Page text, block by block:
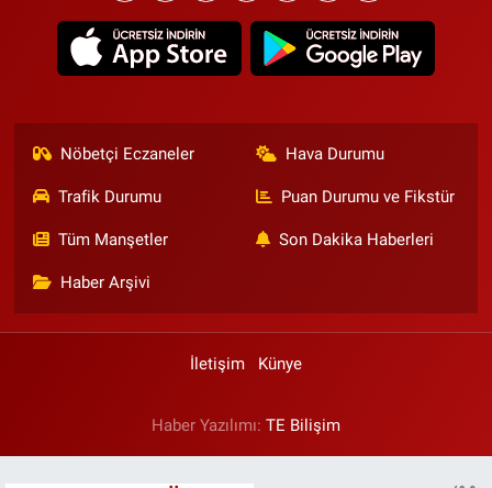
Nöbetçi Eczaneler Hava Durumu
Trafik Durumu Puan Durumu ve Fikstür
Tüm Manşetler Son Dakika Haberleri
Haber Arşivi
İletişim Künye
Haber Yazılımı: TE Bilişim